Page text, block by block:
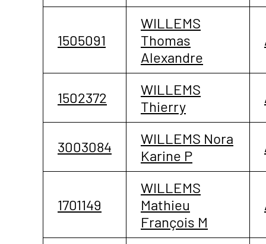
1505091
WILLEMS
Thomas
Alexandre
1502372
WILLEMS
Thierry
3003084
WILLEMS Nora
Karine P
1701149
WILLEMS
Mathieu
François M